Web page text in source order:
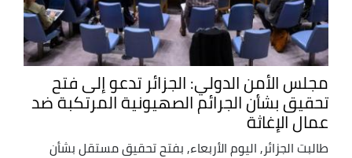
مجلس الأمن الدولي: الجزائر تدعو إلى فتح
تحقيق بشأن الجرائم الصهيونية المرتكبة ضد
عمال الإغاثة
طالبت الجزائر, اليوم الأربعاء, بفتح تحقيق مستقل بشأن